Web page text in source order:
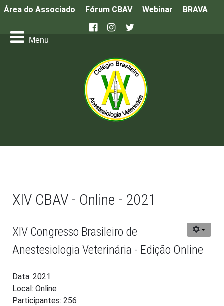
Área do Associado Fórum CBAV Webinar BRAVA
XIV CBAV - Online - 2021
XIV Congresso Brasileiro de
Anestesiologia Veterinária - Edição Online
Data: 2021
Local: Online
Participantes: 256